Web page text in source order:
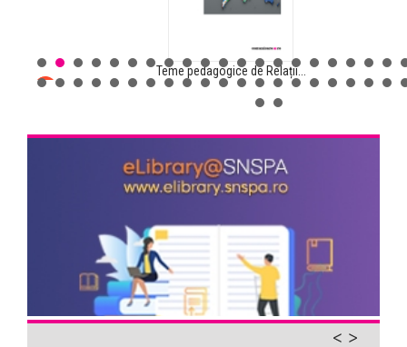
Teme pedagogice de Relații...
Comunicarea pentru sănătate...